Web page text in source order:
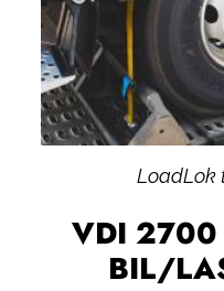
LoadLok
VDI 2700
BIL/